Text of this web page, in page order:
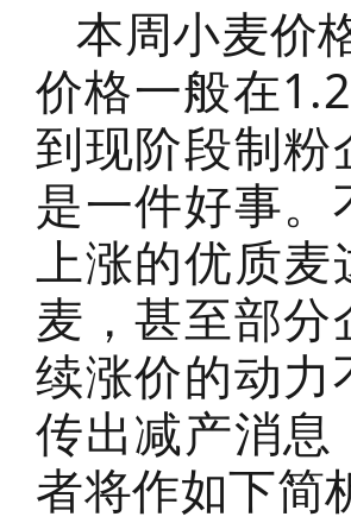
本周小麦价
价格一般在
到现阶段制
是一件好事
上涨的优质
麦，甚至部
续涨价的动
传出减产消
者将作如下简